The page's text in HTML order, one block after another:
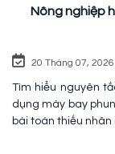
Nông nghiệp
20 Tháng 07, 2026
Tìm hiểu nguyên
dụng máy bay
bài toán thiếu nhân